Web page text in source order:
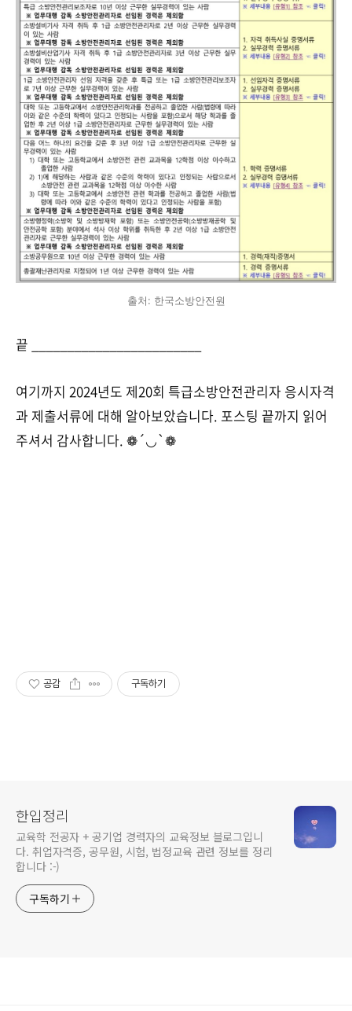
출처: 한국소방안전원
끝 ________________________
여기까지 2024년도 제20회 특급소방안전관리자 응시자격
과 제출서류에 대해 알아보았습니다. 포스팅 끝까지 읽어
주셔서 감사합니다. ❁´◡`❁
공감 구독하기
한입정리
교육학 전공자 + 공기업 경력자의 교육정보 블로그입니
다. 취업자격증, 공무원, 시험, 법정교육 관련 정보를 정리
합니다 :-)
구독하기